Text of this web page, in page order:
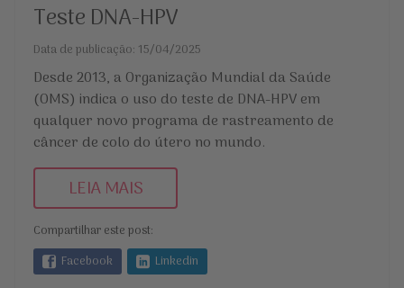
Teste DNA-HPV
Data de publicação: 15/04/2025
Desde 2013, a Organização Mundial da Saúde
(OMS) indica o uso do teste de DNA-HPV em
qualquer novo programa de rastreamento de
câncer de colo do útero no mundo.
LEIA MAIS
Compartilhar este post:
Facebook
Linkedin